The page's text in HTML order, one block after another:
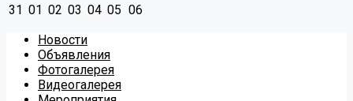
31 01 02 03 04 05 06
Новости
Объявления
Фотогалерея
Видеогалерея